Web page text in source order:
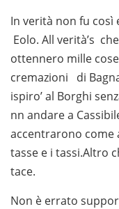
In verità non fu
Eolo. All verità’s
ottennero mille
cremazioni di
ispiro’ al Borghi
nn andare a
accentrarono come
tasse e i tassi.Altro
tace.
Non è errato